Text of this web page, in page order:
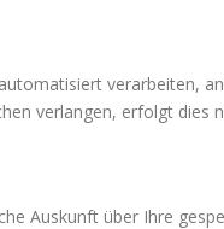
verarbeiten,
verlangen, erfolgt dies
Auskunft über Ihre